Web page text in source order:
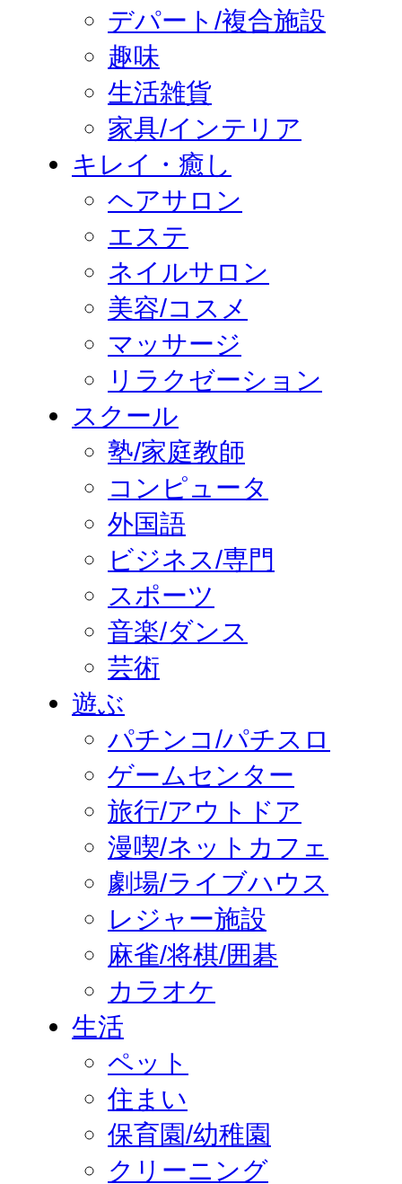
デパート/複合施設
趣味
生活雑貨
家具/インテリア
キレイ・癒し
ヘアサロン
エステ
ネイルサロン
美容/コスメ
マッサージ
リラクゼーション
スクール
塾/家庭教師
コンピュータ
外国語
ビジネス/専門
スポーツ
音楽/ダンス
芸術
遊ぶ
パチンコ/パチスロ
ゲームセンター
旅行/アウトドア
漫喫/ネットカフェ
劇場/ライブハウス
レジャー施設
麻雀/将棋/囲碁
カラオケ
生活
ペット
住まい
保育園/幼稚園
クリーニング